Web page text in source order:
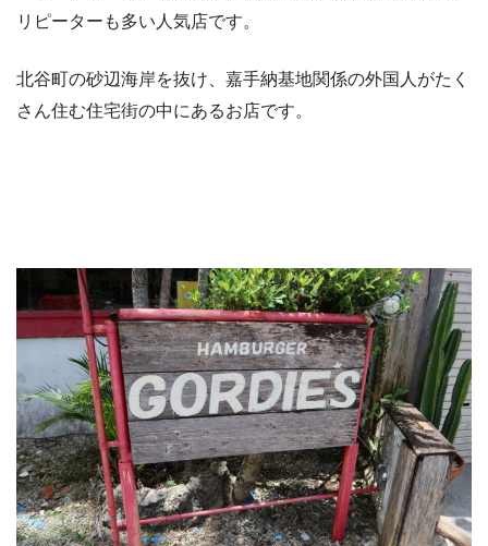
リピーターも多い人気店です。
北谷町の砂辺海岸を抜け、嘉手納基地関係の外国人がたく
さん住む住宅街の中にあるお店です。